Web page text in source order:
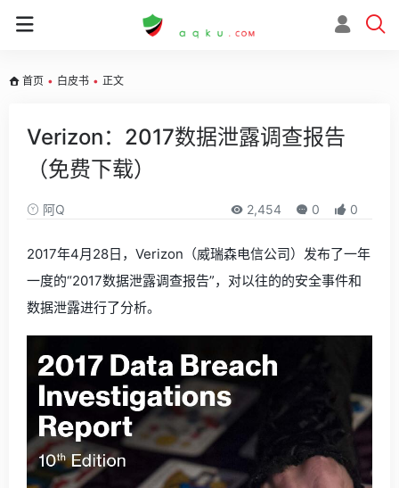
首页 • 白皮书 • 正文
Verizon：2017数据泄露调查报告
（免费下载）
阿Q 2,454 0 0
2017年4月28日，Verizon（威瑞森电信公司）发布了一年
一度的“2017数据泄露调查报告”，对以往的的安全事件和
数据泄露进行了分析。